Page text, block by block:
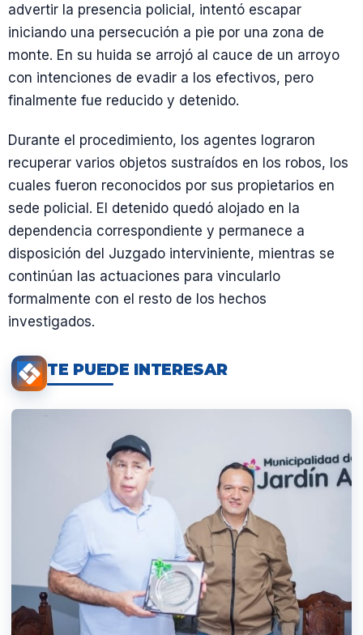
advertir la presencia policial, intentó escapar
iniciando una persecución a pie por una zona de
monte. En su huida se arrojó al cauce de un arroyo
con intenciones de evadir a los efectivos, pero
finalmente fue reducido y detenido.
Durante el procedimiento, los agentes lograron
recuperar varios objetos sustraídos en los robos, los
cuales fueron reconocidos por sus propietarios en
sede policial. El detenido quedó alojado en la
dependencia correspondiente y permanece a
disposición del Juzgado interviniente, mientras se
continúan las actuaciones para vincularlo
formalmente con el resto de los hechos
investigados.
TE PUEDE INTERESAR